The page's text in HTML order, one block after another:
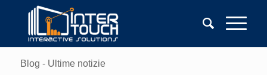
Blog - Ultime notizie